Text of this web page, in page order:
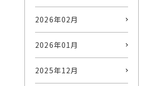
2026年02月
2026年01月
2025年12月